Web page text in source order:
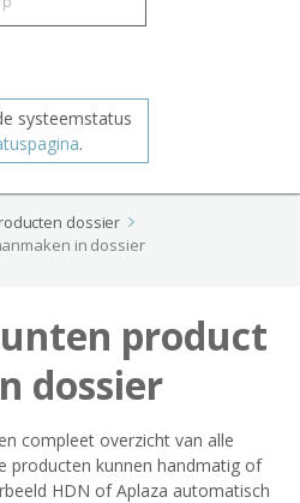
systeemstatus
.
dossier
in dossier
product
dossier
compleet overzicht van alle
producten kunnen handmatig of
HDN of Aplaza automatisch